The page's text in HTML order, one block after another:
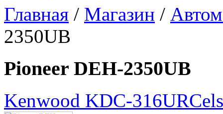
Главная / Магазин /
2350UB
Pioneer DEH-2350UB
Kenwood KDC-316UR